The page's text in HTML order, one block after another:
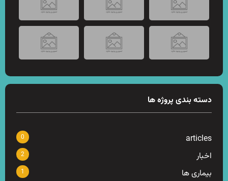
دسته بندی پروژه ها
articles
0
اخبار 2
بیماری ها 1